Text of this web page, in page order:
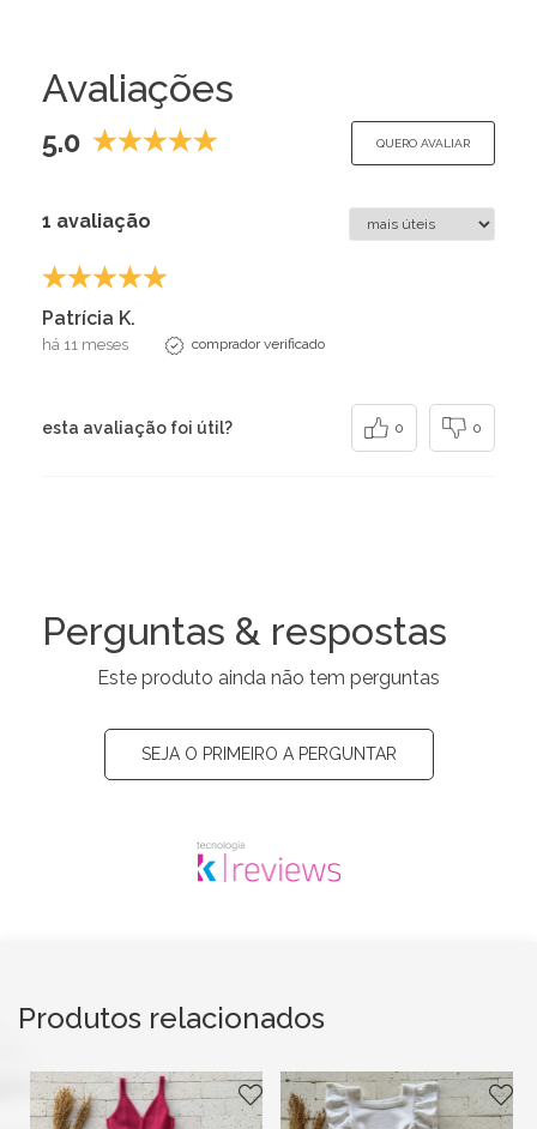
Avaliações
5.0 QUERO AVALIAR
1 avaliação
Patrícia K.
há 11 meses comprador verificado
esta avaliação foi útil? 0 0
Perguntas & respostas
Este produto ainda não tem perguntas
SEJA O PRIMEIRO A PERGUNTAR
Produtos relacionados